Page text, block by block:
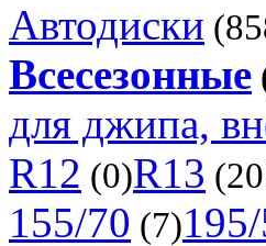
Автодиски
Всесезонные
для джипа,
R12 (0)R13
155/70 (7)